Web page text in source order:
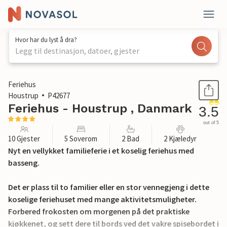
Hvor har du lyst å dra?
Legg til destinasjon, datoer, gjester
1 / 18
Feriehus
Houstrup
P42677
Feriehus - Houstrup , Danmark 3.5
out of 5
10 Gjester 5 Soverom 2 Bad 2 Kjæledyr
Nyt en vellykket familieferie i et koselig feriehus med
basseng.
Det er plass til to familier eller en stor vennegjeng i dette
koselige feriehuset med mange aktivitetsmuligheter.
Forbered frokosten om morgenen på det praktiske
kjøkkenet, og sett dere til bords ved det vakre spisebordet i